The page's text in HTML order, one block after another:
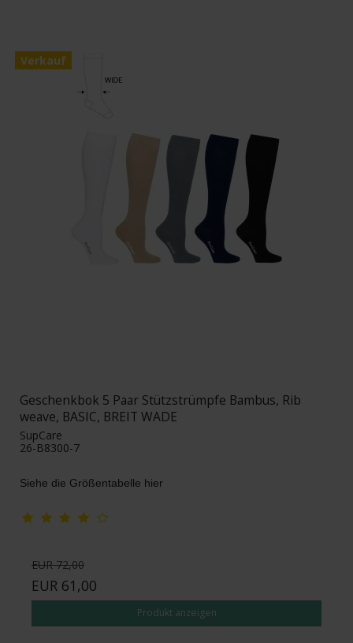
Verkauf
Geschenkbok 5 Paar Stützstrümpfe Bambus, Rib
weave, BASIC, BREIT WADE
SupCare
26-B8300-7
Siehe die Größentabelle hier
EUR 72,00
EUR 61,00
Produkt anzeigen